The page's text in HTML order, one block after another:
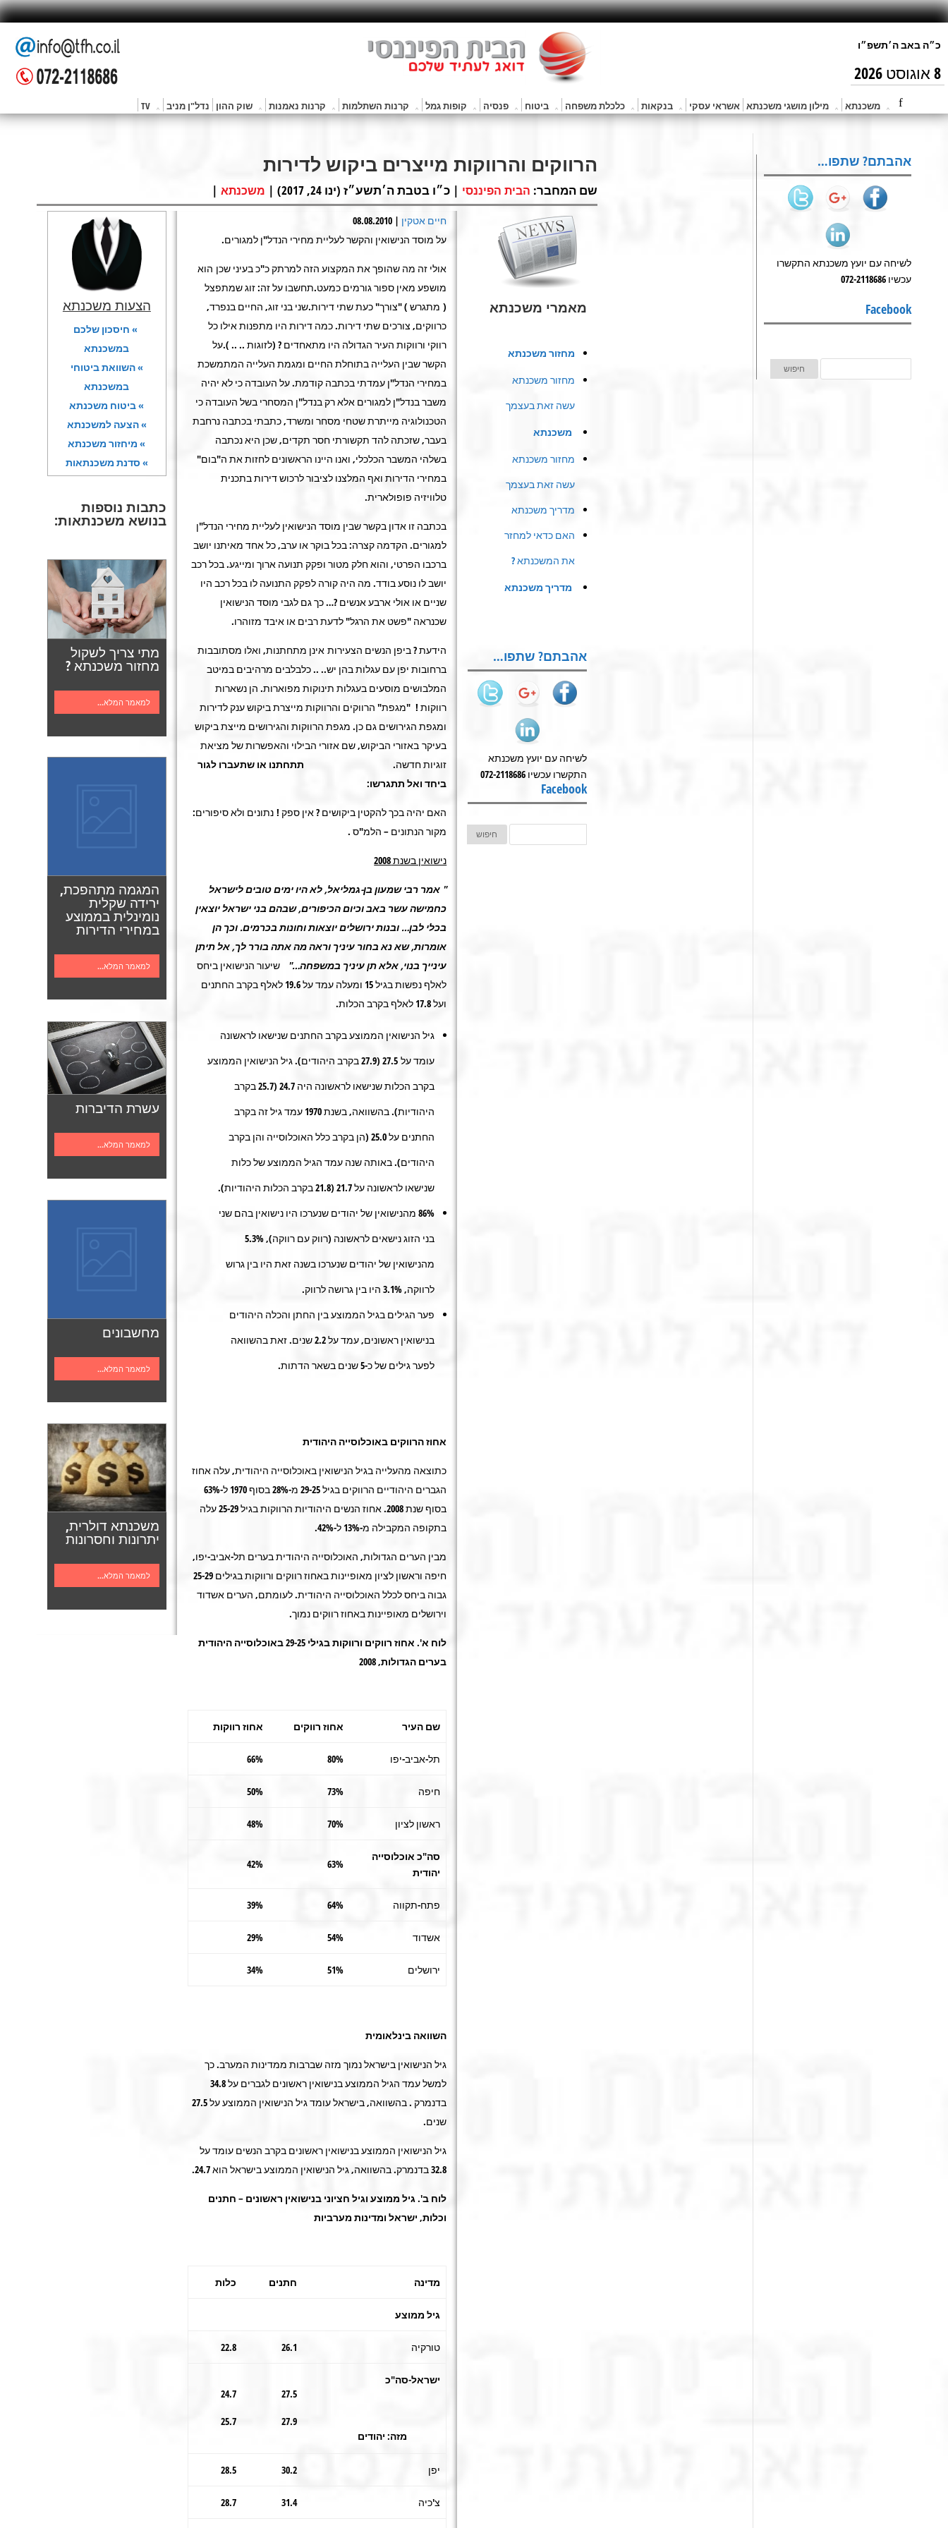
8 אוגוסט 2026
משכנתא מילון מושגי משכנתא אשראי עסקי בנקאות כלכלת משפחה ביטוח פנסיה קופות גמל קרנות השתלמות קרנות נאמנות שוק ההון נדל"ן מניב TV
הרווקים והרווקות מייצרים ביקוש לדירות
שם המחבר: הבית הפיננסי | כ״ו בטבת ה׳תשע״ז (ינו 24, 2017) | משכנתא |
הצעות משכנתא
» חיסכון שלכם
במשכנתא
» השוואת ביטוחי
במשכנתא
» ביטוח משכנתא
» הצעה למשכנתא
» מיחזור משכנתא
» סדנת משכנתאות
כתבות נוספות
בנושא משכנתאות:
מתי צריך לשקול
מחזור משכנתא ?
למאמר המלא...
המגמה מתהפכת,
ירידה שקלית
נומינלית בממוצע
במחירי הדירות
למאמר המלא...
עשרת הדיברות
למאמר המלא...
מחשבונים
למאמר המלא...
משכנתא דולרית,
יתרונות וחסרונות
למאמר המלא...
חיים אטקין | 08.08.2010
על מוסד הנישואין והקשר לעליית מחירי הנדל"ן למגורים.
אולי זה מה שהופך את המקצוע הזה למרתק כ"כ בעיני שכן הוא
מושפע מאין ספור גורמים כמעט.תחשבו על זה: זוג שמתפצל
( מתגרש ) "צורך" כעת שתי דירות.שני בני זוג, החיים בנפרד,
כרווקים, צורכים שתי דירות. כמה דירות היו מתפנות אילו כל
רווקי ורווקות העיר הגדולה היו מתאחדים ? (לזוגות .. .. ).על
הקשר שבין העלייה בתוחלת החיים ומגמת העלייה המתמשכת
במחירי הנדל"ן עמדתי בכתבה קודמת. על העובדה כי לא יהיה
משבר בנדל"ן למגורים אלא רק בנדל"ן המסחרי בשל העובדה כי
הטכנולוגיה מייתרת שטחי מסחר ומשרד, כתבתי בכתבה נרחבת
בעבר, שזכתה להד תקשורתי חסר תקדים, שכן היא נכתבה
בשלהי המשבר הכלכלי, ואנו היינו הראשונים לחזות את ה"בום"
במחירי הדירות ואף המלצנו לציבור לרכוש דירות בתכנית
טלוויזיה פופולארית.
בכתבה זו אדון בקשר שבין מוסד הנישואין לעליית מחירי הנדל"ן
למגורים. הקדמה קצרה: בכל בוקר או ערב, כל אחד מאיתנו יושב
ברכבו הפרטי, והוא חלק מטור ופקק תנועה ארוך ומייגע. בכל רכב
יושב לו נוסע בודד. מה היה קורה לפקק התנועה לו בכל רכב היו
שניים או אולי ארבע אנשים ?… כך גם לגבי מוסד הנישואין
שכנראה "פשט את הרגל" לדעת רבים או איבד מזוהרו.
הידעת ? ביפן הנשים הצעירות אינן מתחתנות, ואלו מסתובבות
ברחובות יפן עם עגלות בהן יש.. .. כלבלבים מרהיבים במיטב
המלבושים מוסעים בעגלות תינוקות מפוארות. הן נשארות
רווקות ! "מגפת" הרווקים והרווקות מייצרת ביקוש ענק לדירות
ומגפת הגירושים גם כן. מגפת הרווקות והגירושים מייצת ביקוש
בעיקר באזורי הביקוש, שם אזורי הבילוי והאפשרות של מציאת
זוגיות חדשה. תתחתנו או שתעברו לגור
ביחד ואל תתגרשו:
האם יהיה בכך להקטין ביקושים ? אין ספק ! נתונים ולא סיפורים:
מקור הנתונים – הלמ"ס .
נישואין בשנת 2008
" אמר רבי שמעון בן-גמליאל, לא היו ימים טובים לישראל
כחמישה עשר באב וכיום הכיפורים, שבהם בני ישראל יוצאין
בכלי לבן… ובנות ירושלים יוצאות וחונות בכרמים. וכך הן
אומרות, שא נא בחור עיניך וראה מה אתה בורר לך, אל תיתן
עינייך בנוי, אלא תן עיניך במשפחה…"
שיעור הנישואין ביחס
לאלף נפשות בגיל 15 ומעלה עמד על 19.6 לאלף בקרב החתנים
ועל 17.8 לאלף בקרב הכלות.
גיל הנישואין הממוצע בקרב החתנים שנישאו לראשונה
עומד על 27.5 (27.9 בקרב היהודים). גיל הנישואין הממוצע
בקרב הכלות שנישאו לראשונה היה 24.7 (25.7 בקרב
היהודיות). בהשוואה, בשנת 1970 עמד גיל זה בקרב
החתנים על 25.0 (הן בקרב כלל האוכלוסייה והן בקרב
היהודים). באותה שנה עמד הגיל הממוצע של כלות
שנישאו לראשונה על 21.7 (21.8 בקרב הכלות היהודיות).
86% מהנישואין של יהודים שנערכו היו נישואין בהם שני
בני הזוג נישאים לראשונה (רווק עם רווקה), 5.3%
מהנישואין של יהודים שנערכו בשנה זאת היו בין גרוש
לרווקה, 3.1% היו בין גרושה לרווק.
פער הגילים בגיל הממוצע בין החתן והכלה היהודים
בנישואין ראשונים, עמד על 2.2 שנים. זאת בהשוואה
לפער גילים של כ-5 שנים בשאר הדתות.
אחוז הרווקים באוכלוסייה היהודית
כתוצאה מהעלייה בגיל הנישואין באוכלוסייה היהודית, עלה אחוז
הגברים היהודיים הרווקים בגיל 29-25 מ-28% בסוף 1970 ל-63%
בסוף שנת 2008. אחוז הנשים היהודיות הרווקות בגיל 25-29 עלה
בתקופה המקבילה מ-13% ל-42%.
מבין הערים הגדולות, האוכלוסייה היהודית בערים תל-אביב-יפו,
חיפה וראשון לציון מאופיינות באחוז רווקים ורווקות בגילים 25-29
גבוה ביחס לכלל האוכלוסייה היהודית. לעומתם, הערים אשדוד
וירושלים מאופיינות באחוז רווקים נמוך.
לוח א'. אחוז רווקים ורווקות בגילי 29-25 באוכלוסייה היהודית
בערים הגדולות, 2008
שם העיר אחוז רווקים אחוז רווקות
תל-אביב-יפו 80%
66%
חיפה 73%
50%
ראשון לציון 70%
48%
סה"כ אוכלוסייה
יהודית
63%
42%
פתח-תקווה 64%
39%
אשדוד 54%
29%
ירושלים 51%
34%
השוואה בינלאומית
גיל הנישואין בישראל נמוך מזה שברבות ממדינות המערב. כך
למשל עמד הגיל הממוצע בנישואין ראשונים לגברים על 34.8
בדנמרק . בהשוואה, בישראל עומד גיל הנישואין הממוצע על 27.5
שנים.
גיל הנישואין הממוצע בנישואין ראשונים בקרב הנשים עומד על
32.8 בדנמרק. בהשוואה, גיל הנישואין הממוצע בישראל הוא 24.7.
לוח ב'. גיל ממוצע וגיל חציוני בנישואין ראשונים – חתנים
וכלות, ישראל ומדינות מערביות
מדינה חתנים כלות
גיל ממוצע
טורקיה 26.1
22.8
ישראל-סה"כ
מזה: יהודים
27.5
27.9
24.7
25.7
יפן 30.2
28.5
צ'כיה 31.4
28.7
מאמרי משכנתא
מחזור משכנתא
מחזור משכנתא
עשה זאת בעצמך
משכנתא
מחזור משכנתא
עשה זאת בעצמך
מדריך משכנתא
האם כדאי למחזר
את המשכנתא ?
מדריך משכנתא
אהבתם? שתפו…
לשיחה עם יועץ משכנתא
התקשרו עכשיו 072-2118686
Facebook
אהבתם? שתפו…
לשיחה עם יועץ משכנתא התקשרו
עכשיו 072-2118686
Facebook